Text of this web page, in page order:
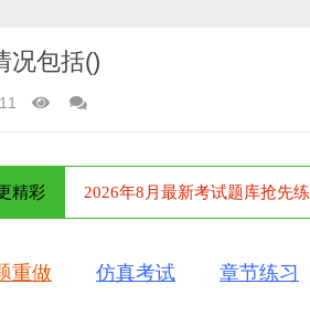
况包括()
精彩 2026年8月最新考试题库抢先练
重做 仿真考试 章节练习